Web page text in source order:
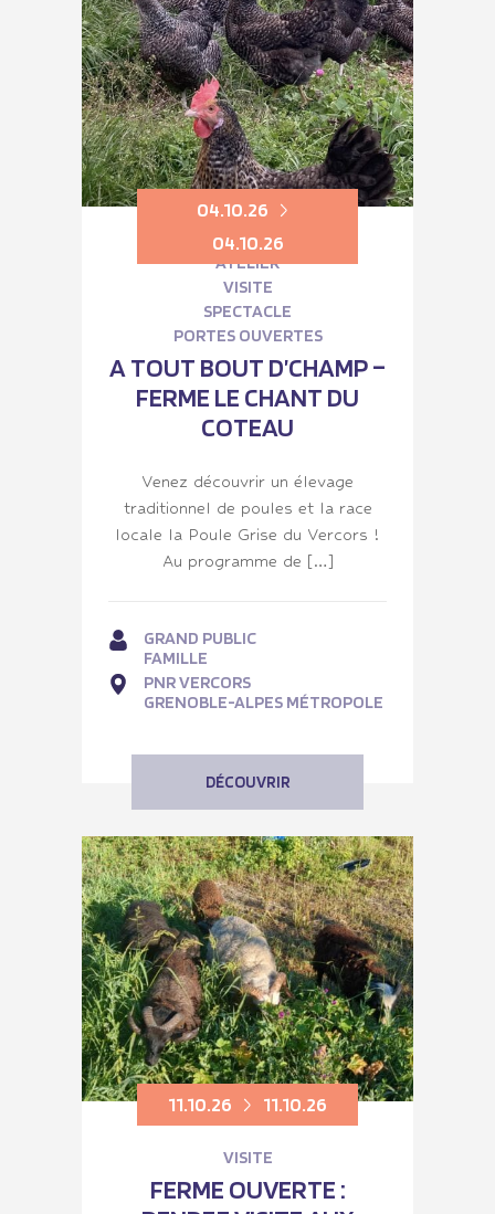
04.10.26
04.10.26
ATELIER
VISITE
SPECTACLE
PORTES OUVERTES
A TOUT BOUT D’CHAMP –
FERME LE CHANT DU
COTEAU
Venez découvrir un élevage
traditionnel de poules et la race
locale la Poule Grise du Vercors !
Au programme de […]
GRAND PUBLIC
FAMILLE
PNR VERCORS
GRENOBLE-ALPES MÉTROPOLE
DÉCOUVRIR
11.10.26 11.10.26
VISITE
FERME OUVERTE :